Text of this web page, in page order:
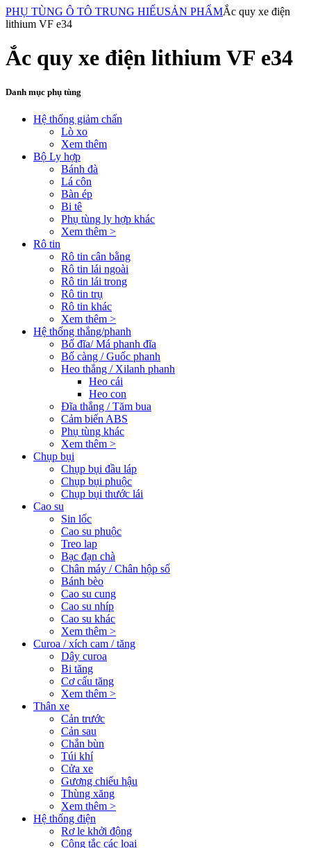
PHỤ TÙNG Ô TÔ TRUNG HIẾUSẢN PHẨMẮc quy xe điện
lithium VF e34
Ắc quy xe điện lithium VF e34
Danh mục phụ tùng
Hệ thống giảm chấn
Lò xo
Xem thêm
Bộ Ly hợp
Bánh đà
Lá côn
Bàn ép
Bi tê
Phụ tùng ly hợp khác
Xem thêm >
Rô tin
Rô tin cân bằng
Rô tin lái ngoài
Rô tin lái trong
Rô tin trụ
Rô tin khác
Xem thêm >
Hệ thống thắng/phanh
Bố đĩa/ Má phanh đĩa
Bố càng / Guốc phanh
Heo thắng / Xilanh phanh
Heo cái
Heo con
Đĩa thắng / Tăm bua
Cảm biến ABS
Phụ tùng khác
Xem thêm >
Chụp bụi
Chụp bụi đầu láp
Chụp bụi phuộc
Chụp bụi thước lái
Cao su
Sin lốc
Cao su phuộc
Treo lap
Bạc đạn chà
Chân máy / Chân hộp số
Bánh bèo
Cao su cung
Cao su nhíp
Cao su khác
Xem thêm >
Curoa / xích cam / tăng
Dây curoa
Bi tăng
Cơ cấu tăng
Xem thêm >
Thân xe
Cản trước
Cản sau
Chắn bùn
Túi khí
Cửa xe
Gương chiếu hậu
Thùng xăng
Xem thêm >
Hệ thống điện
Rơ le khởi động
Công tắc các loại